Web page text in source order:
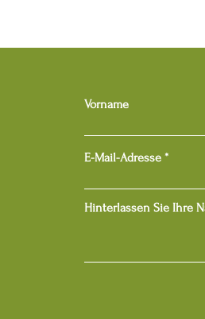
Vorname
E-Mail-Adresse
Hinterlassen Sie Ihre